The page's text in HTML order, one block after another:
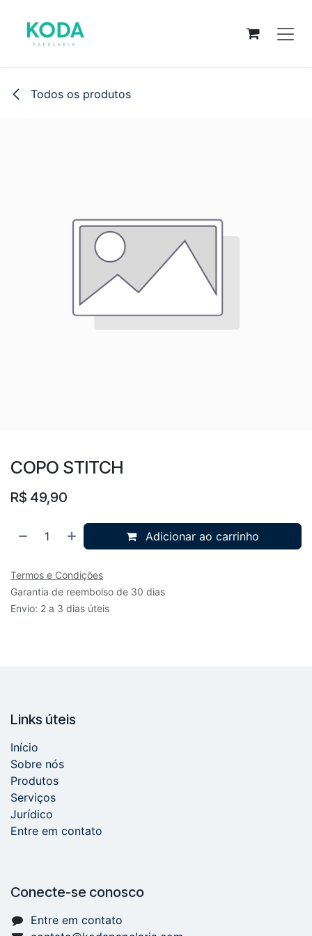
Todos os produtos
COPO STITCH
R$ 49,90
Adicionar ao carrinho
Termos e Condições
Garantia de reembolso de 30 dias
Envio: 2 a 3 dias úteis
Links úteis
Início
Sobre nós
Produtos
Serviços
Jurídico
Entre em contato
Conecte-se conosco
Entre em contato